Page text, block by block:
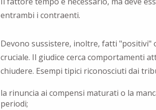
entrambi i contraenti.
Devono sussistere, inoltre, fatti "positivi"
cruciale. Il giudice cerca comportamenti
chiudere. Esempi tipici riconosciuti dai
la rinuncia ai compensi maturati o la
periodi;